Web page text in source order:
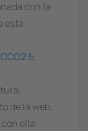
con la
esta
CCO2.5,
de la web,
ella: